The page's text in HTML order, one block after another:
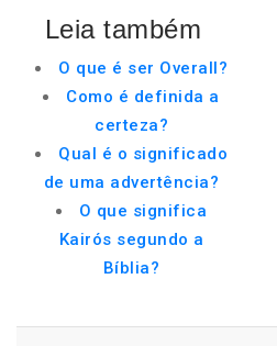
Leia também
O que é ser Overall?
Como é definida a
certeza?
Qual é o significado
de uma advertência?
O que significa
Kairós segundo a
Bíblia?